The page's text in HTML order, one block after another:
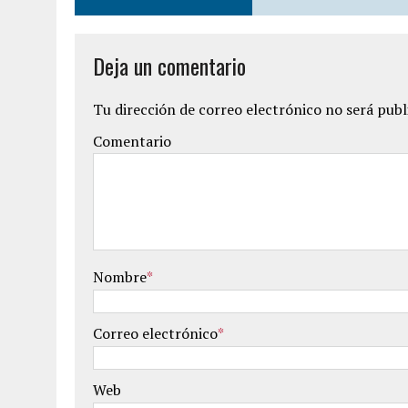
Deja un comentario
Tu dirección de correo electrónico no será
Comentario
Nombre*
Correo electrónico*
Web